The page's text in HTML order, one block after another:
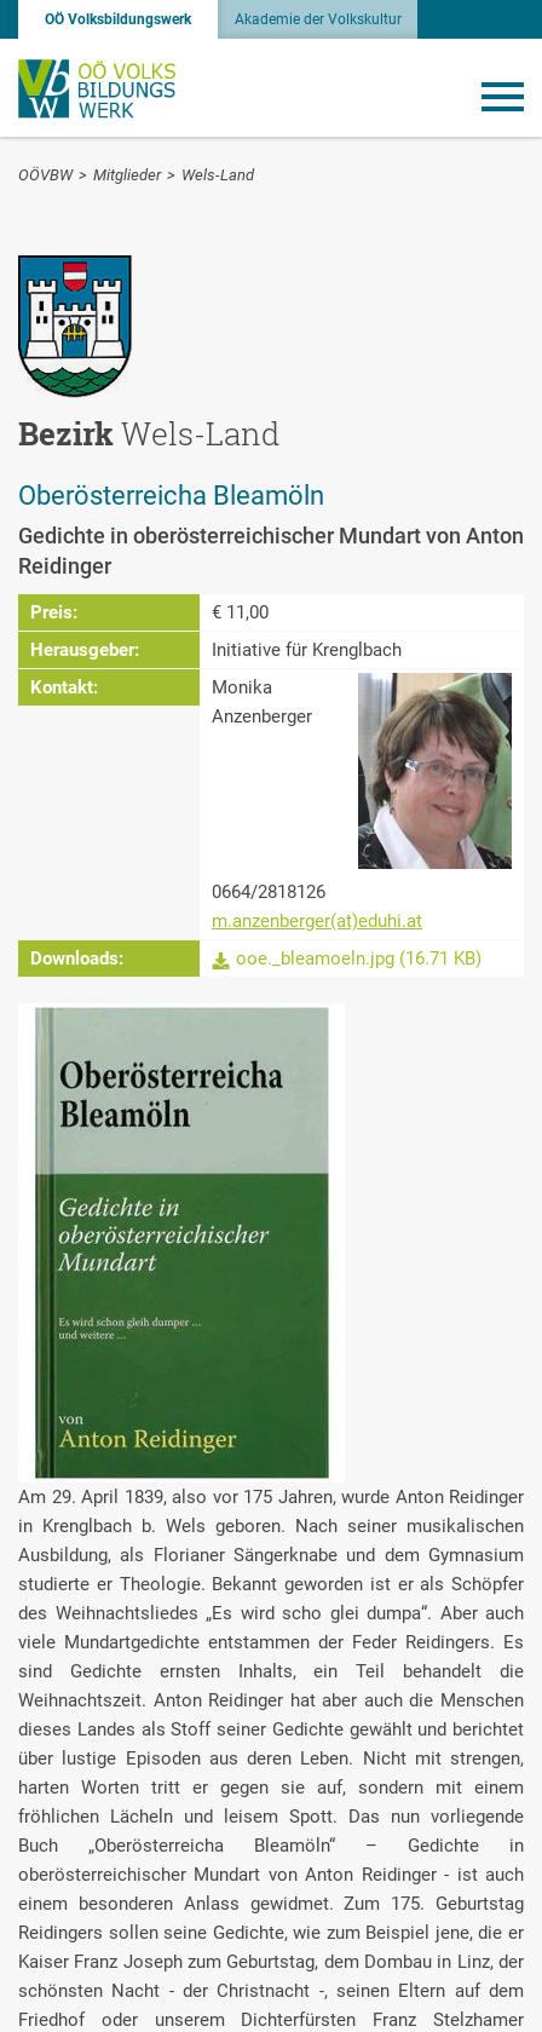
OÖ Volksbildungswerk Akademie der Volkskultur
OÖVBW > Mitglieder > Wels-Land
BezirkWels-Land
Oberösterreicha Bleamöln
Gedichte in oberösterreichischer Mundart von Anton
Reidinger
Preis:
€ 11,00
Herausgeber:
Initiative für Krenglbach
Kontakt:
Monika
Anzenberger
0664/2818126
m.anzenberger(at)eduhi.at
Downloads:
ooe._bleamoeln.jpg (16.71 KB)
Am 29. April 1839, also vor 175 Jahren, wurde Anton Reidinger
in Krenglbach b. Wels geboren. Nach seiner musikalischen
Ausbildung, als Florianer Sängerknabe und dem Gymnasium
studierte er Theologie. Bekannt geworden ist er als Schöpfer
des Weihnachtsliedes „Es wird scho glei dumpa“. Aber auch
viele Mundartgedichte entstammen der Feder Reidingers. Es
sind Gedichte ernsten Inhalts, ein Teil behandelt die
Weihnachtszeit. Anton Reidinger hat aber auch die Menschen
dieses Landes als Stoff seiner Gedichte gewählt und berichtet
über lustige Episoden aus deren Leben. Nicht mit strengen,
harten Worten tritt er gegen sie auf, sondern mit einem
fröhlichen Lächeln und leisem Spott. Das nun vorliegende
Buch „Oberösterreicha Bleamöln“ – Gedichte in
oberösterreichischer Mundart von Anton Reidinger - ist auch
einem besonderen Anlass gewidmet. Zum 175. Geburtstag
Reidingers sollen seine Gedichte, wie zum Beispiel jene, die er
Kaiser Franz Joseph zum Geburtstag, dem Dombau in Linz, der
schönsten Nacht - der Christnacht -, seinen Eltern auf dem
Friedhof oder unserem Dichterfürsten Franz Stelzhamer